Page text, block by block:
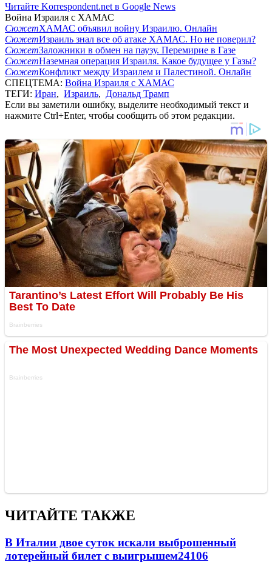
Читайте Korrespondent.net в Google News
Война Израиля с ХАМАС
СюжетХАМАС объявил войну Израилю. Онлайн
СюжетИзраиль знал все об атаке ХАМАС. Но не поверил?
СюжетЗаложники в обмен на паузу. Перемирие в Газе
СюжетНаземная операция Израиля. Какое будущее у Газы?
СюжетКонфликт между Израилем и Палестиной. Онлайн
СПЕЦТЕМА: Война Израиля с ХАМАС
ТЕГИ: Иран, Израиль, Дональд Трамп
Если вы заметили ошибку, выделите необходимый текст и
нажмите Ctrl+Enter, чтобы сообщить об этом редакции.
ЧИТАЙТЕ ТАКЖЕ
В Италии двое суток искали выброшенный
лотерейный билет с выигрышем24106